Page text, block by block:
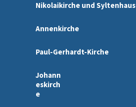
Nikolaikirche und Syltenhaus
Annenkirche
Paul-Gerhardt-Kirche
Johann
eskirch
e